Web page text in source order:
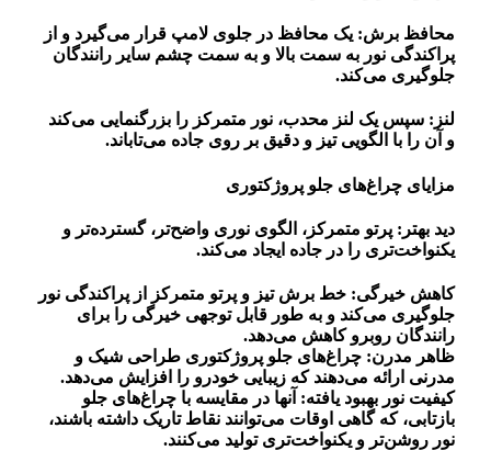
محافظ برش: یک محافظ در جلوی لامپ قرار می‌گیرد و از
پراکندگی نور به سمت بالا و به سمت چشم سایر رانندگان
جلوگیری می‌کند.
لنز: سپس یک لنز محدب، نور متمرکز را بزرگنمایی می‌کند
و آن را با الگویی تیز و دقیق بر روی جاده می‌تاباند.
مزایای چراغ‌های جلو پروژکتوری
دید بهتر: پرتو متمرکز، الگوی نوری واضح‌تر، گسترده‌تر و
یکنواخت‌تری را در جاده ایجاد می‌کند.
کاهش خیرگی: خط برش تیز و پرتو متمرکز از پراکندگی نور
جلوگیری می‌کند و به طور قابل توجهی خیرگی را برای
رانندگان روبرو کاهش می‌دهد.
ظاهر مدرن: چراغ‌های جلو پروژکتوری طراحی شیک و
مدرنی ارائه می‌دهند که زیبایی خودرو را افزایش می‌دهد.
کیفیت نور بهبود یافته: آنها در مقایسه با چراغ‌های جلو
بازتابی، که گاهی اوقات می‌توانند نقاط تاریک داشته باشند،
نور روشن‌تر و یکنواخت‌تری تولید می‌کنند.